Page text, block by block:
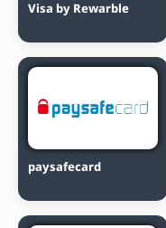
Visa by Rewarble
paysafecard